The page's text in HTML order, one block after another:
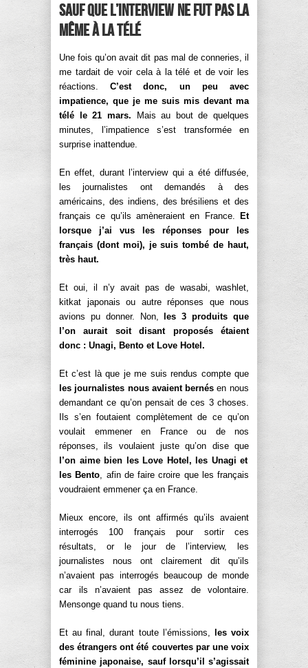
Sauf que l’interview ne fut pas la
même à la télé
Une fois qu’on avait dit pas mal de conneries, il
me tardait de voir cela à la télé et de voir les
réactions.C’est donc, un peu avec
impatience, que je me suis mis devant ma
télé le 21 mars. Mais au bout de quelques
minutes, l’impatience s’est transformée en
surprise inattendue.
En effet, durant l’interview qui a été diffusée,
les journalistes ont demandés à des
américains, des indiens, des brésiliens et des
français ce qu’ils amèneraient en France.
Et
lorsque j’ai vus les réponses pour les
français (dont moi), je suis tombé de haut,
très haut.
Et oui, il n’y avait pas de wasabi, washlet,
kitkat japonais ou autre réponses que nous
avions pu donner. Non,
les 3 produits que
l’on aurait soit disant proposés étaient
donc : Unagi, Bento et Love Hotel.
Et c’est là que je me suis rendus compte que
les journalistes nous avaient bernés en nous
demandant ce qu’on pensait de ces 3 choses.
Ils s’en foutaient complètement de ce qu’on
voulait emmener en France ou de nos
réponses, ils voulaient juste qu’on dise que
l’on aime bien les Love Hotel, les Unagi et
les Bento, afin de faire croire que les français
voudraient emmener ça en France.
Mieux encore, ils ont affirmés qu’ils avaient
interrogés 100 français pour sortir ces
résultats, or le jour de l’interview, les
journalistes nous ont clairement dit qu’ils
n’avaient pas interrogés beaucoup de monde
car ils n’avaient pas assez de volontaire.
Mensonge quand tu nous tiens.
Et au final, durant toute l’émissions,
les voix
des étrangers ont été couvertes par une voix
féminine japonaise, sauf lorsqu’il s’agissait